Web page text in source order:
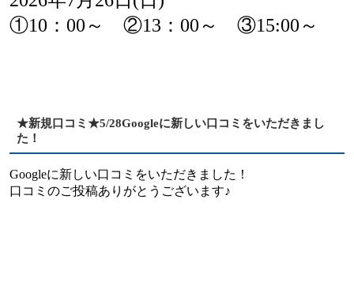
①10：00～ ②13：00～ ③15:00～
★新規口コミ★5/28Googleに新しい口コミをいただきまし
た！
Googleに新しい口コミをいただきました！
口コミのご投稿ありがとうございます♪